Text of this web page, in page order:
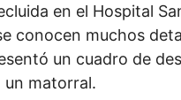
en el Hospital
conocen muchos
un cuadro de
un matorral.